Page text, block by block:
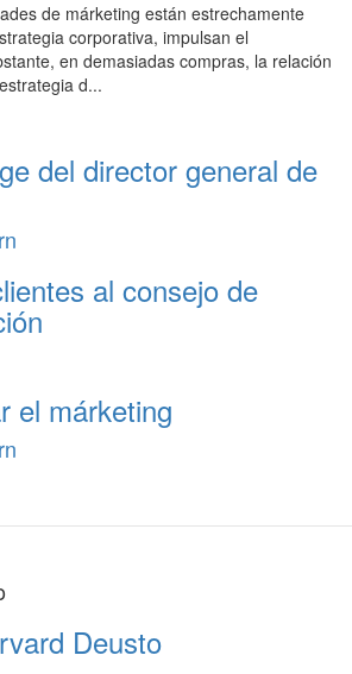
de márketing están estrechamente
corporativa, impulsan el
en demasiadas compras, la relación
d...
del director general de
al consejo de
el márketing
Deusto